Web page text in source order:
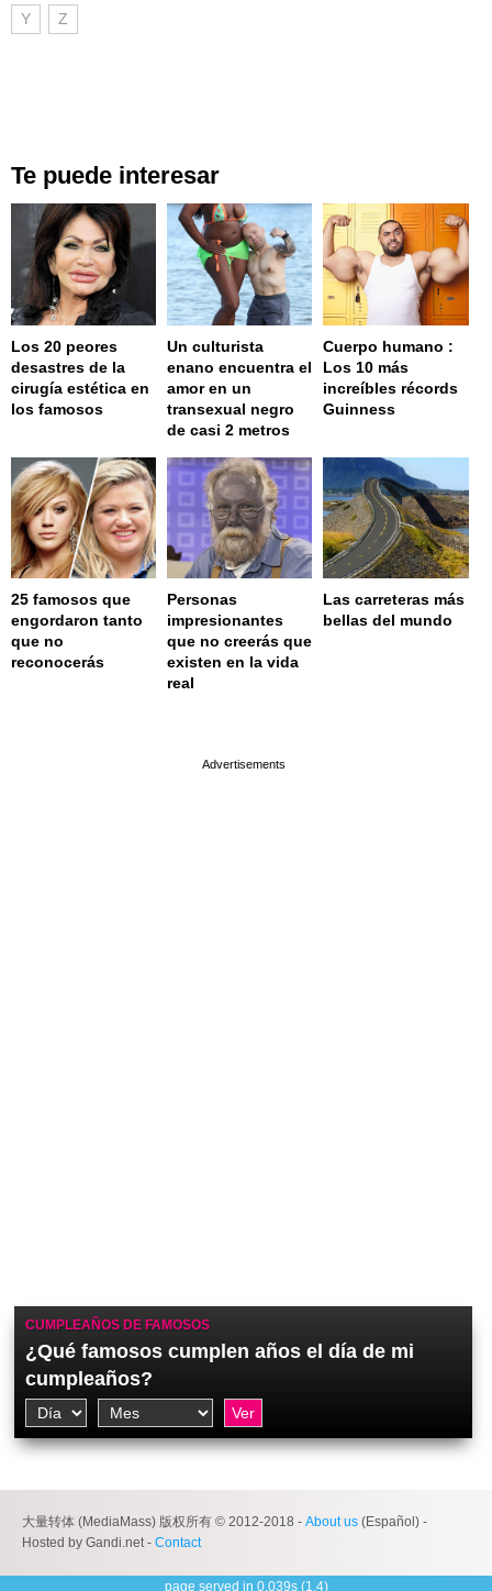
Y Z
Te puede interesar
Los 20 peores
desastres de la
cirugía estética en
los famosos
Un culturista
enano encuentra el
amor en un
transexual negro
de casi 2 metros
Cuerpo humano :
Los 10 más
increíbles récords
Guinness
25 famosos que
engordaron tanto
que no
reconocerás
Personas
impresionantes
que no creerás que
existen en la vida
real
Las carreteras más
bellas del mundo
CUMPLEAÑOS DE FAMOSOS
¿Qué famosos cumplen años el día de mi
cumpleaños?
大量转体 (MediaMass) 版权所有 © 2012-2018 - About us (Español) -
Hosted by Gandi.net - Contact
page served in 0.039s (1,4)